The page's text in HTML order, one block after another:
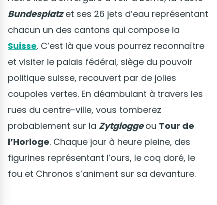
Bundesplatzet ses 26 jets d’eau représentant
chacun un des cantons qui compose la
Suisse. C’est là que vous pourrez reconnaître
et visiter le palais fédéral, siège du pouvoir
politique suisse, recouvert par de jolies
coupoles vertes. En déambulant à travers les
rues du centre-ville, vous tomberez
probablement sur la Zytgloggeou Tour de
l’Horloge. Chaque jour à heure pleine, des
figurines représentant l’ours, le coq doré, le
fou et Chronos s’animent sur sa devanture.